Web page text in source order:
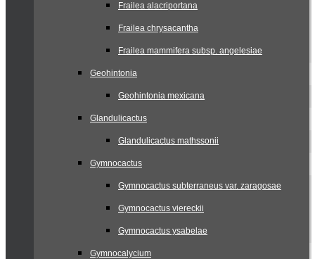
Frailea alacriportana
Frailea chrysacantha
Frailea mammifera subsp. angelesiae
Geohintonia
Geohintonia mexicana
Glandulicactus
Glandulicactus mathssonii
Gymnocactus
Gymnocactus subterraneus var. zaragosae
Gymnocactus viereckii
Gymnocactus ysabelae
Gymnocalycium